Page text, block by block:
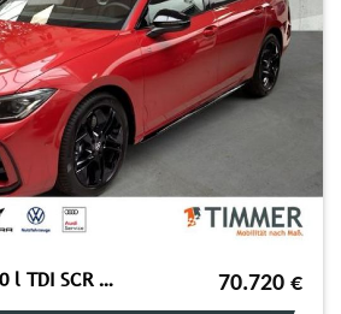
VW Passat R-Line 2,0 l TDI SCR 4MOTION 142 kW (193 70.720 €